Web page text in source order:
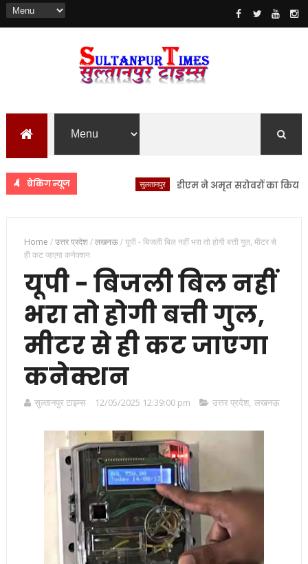
ब्रेकिंग न्यूज डीएम ने अमृत सरोवरों का किया स्थलीय
Home /उत्तर प्रदेश/लखनऊ/यूपी - बिजली बिल नहीं भरा तो होगी बत्ती गुल, मीटर से
ही कट जाएगा कनेक्शन
यूपी - बिजली बिल नहीं
भरा तो होगी बत्ती गुल,
मीटर से ही कट जाएगा
कनेक्शन
सुल्तानपुर टाइम्स 12/05/2025 12:39:00 pm उत्तर प्रदेश, लखनऊ